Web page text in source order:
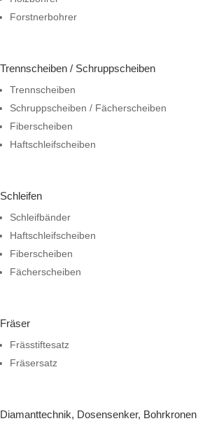
Forstnerbohrer
Trennscheiben / Schruppscheiben
Trennscheiben
Schruppscheiben / Fächerscheiben
Fiberscheiben
Haftschleifscheiben
Schleifen
Schleifbänder
Haftschleifscheiben
Fiberscheiben
Fächerscheiben
Fräser
Frässtiftesatz
Fräsersatz
Diamanttechnik, Dosensenker, Bohrkronen